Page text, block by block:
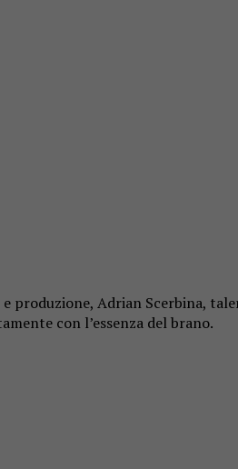
produzione, Adrian Scerbina,
con l’essenza del brano.